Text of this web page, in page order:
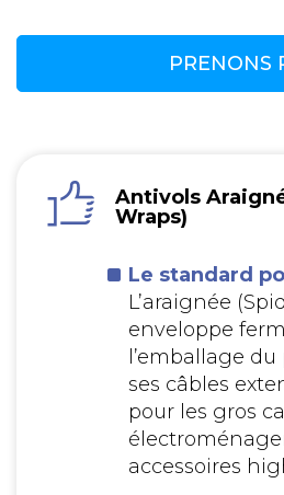
PRENONS
Antivols
Wraps)
Le standard
L’araignée
enveloppe
l’emballage
ses câbles
pour les gros
accessoires